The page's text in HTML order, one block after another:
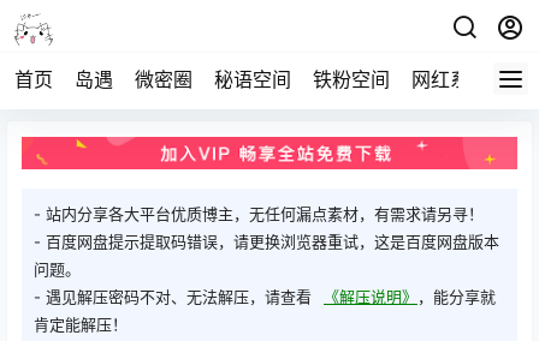
首页 岛遇 微密圈 秘语空间 铁粉空间 网红系列 打
- 站内分享各大平台优质博主，无任何漏点素材，有需求请另寻！
- 百度网盘提示提取码错误，请更换浏览器重试，这是百度网盘版本
问题。
- 遇见解压密码不对、无法解压，请查看
《解压说明》 ，能分享就
肯定能解压！